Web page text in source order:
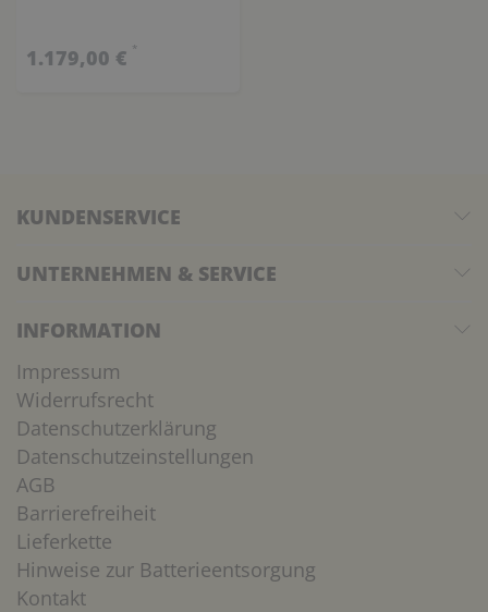
1.179,00 € *
KUNDENSERVICE
UNTERNEHMEN & SERVICE
INFORMATION
Impressum
Widerrufsrecht
Datenschutzerklärung
Datenschutzeinstellungen
AGB
Barrierefreiheit
Lieferkette
Hinweise zur Batterieentsorgung
Kontakt